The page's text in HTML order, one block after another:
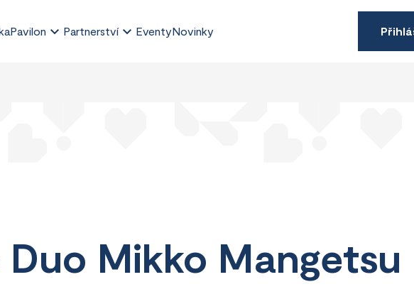
Pavilon Partnerství EventyNovinky
Duo Mikko Mangetsu